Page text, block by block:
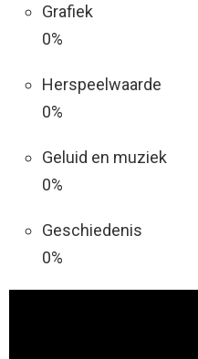
Grafiek
0%
Herspeelwaarde
0%
Geluid en muziek
0%
Geschiedenis
0%